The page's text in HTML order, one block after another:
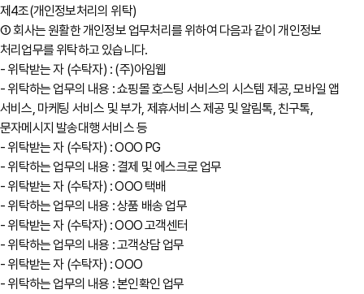
제4조(개인정보처리의 위탁)
① 회사는 원활한 개인정보 업무처리를 위하여 다음과 같이 개인정보
처리업무를 위탁하고 있습니다.
- 위탁받는 자 (수탁자) : (주)아임웹
- 위탁하는 업무의 내용 : 쇼핑몰 호스팅 서비스의 시스템 제공, 모바일 앱
서비스, 마케팅 서비스 및 부가, 제휴서비스 제공 및 알림톡, 친구톡,
문자메시지 발송대행 서비스 등
- 위탁받는 자 (수탁자) : OOO PG
- 위탁하는 업무의 내용 : 결제 및 에스크로 업무
- 위탁받는 자 (수탁자) : OOO 택배
- 위탁하는 업무의 내용 : 상품 배송 업무
- 위탁받는 자 (수탁자) : OOO 고객센터
- 위탁하는 업무의 내용 : 고객상담 업무
- 위탁받는 자 (수탁자) : OOO
- 위탁하는 업무의 내용 : 본인확인 업무